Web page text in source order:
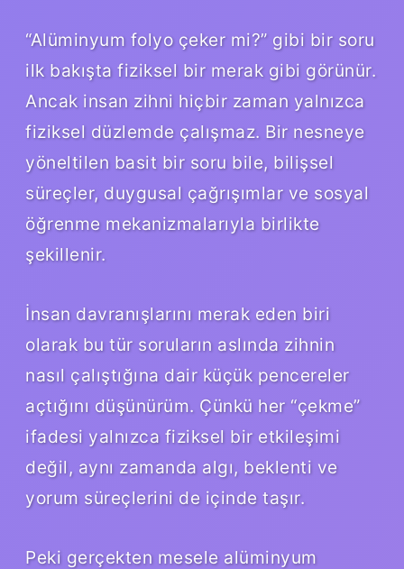
“Alüminyum folyo çeker mi?” gibi bir soru
ilk bakışta fiziksel bir merak gibi görünür.
Ancak insan zihni hiçbir zaman yalnızca
fiziksel düzlemde çalışmaz. Bir nesneye
yöneltilen basit bir soru bile, bilişsel
süreçler, duygusal çağrışımlar ve sosyal
öğrenme mekanizmalarıyla birlikte
şekillenir.
İnsan davranışlarını merak eden biri
olarak bu tür soruların aslında zihnin
nasıl çalıştığına dair küçük pencereler
açtığını düşünürüm. Çünkü her “çekme”
ifadesi yalnızca fiziksel bir etkileşimi
değil, aynı zamanda algı, beklenti ve
yorum süreçlerini de içinde taşır.
Peki gerçekten mesele alüminyum